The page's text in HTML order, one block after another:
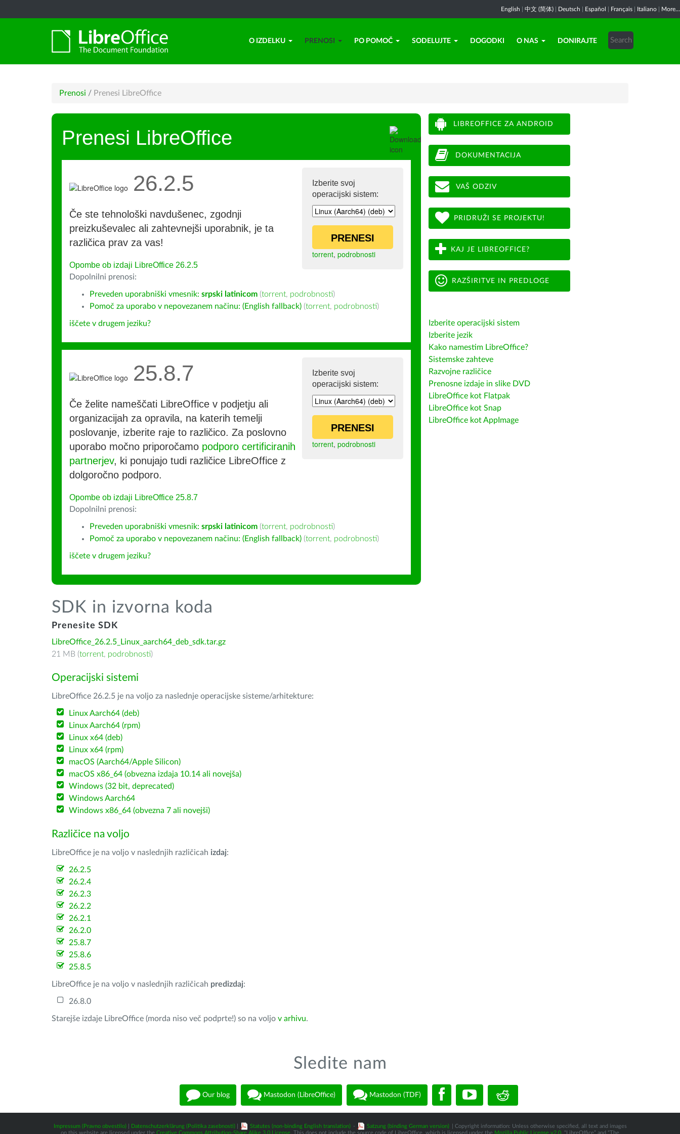
English 中文 (简体) Deutsch Español Français Italiano More...
O IZDELKU PRENOSI PO POMOČ SODELUJTE DOGODKI O NAS DONIRAJTE
Prenosi / Prenesi LibreOffice
Prenesi LibreOffice
Izberite svoj
operacijski sistem:
PRENESI
torrent, podrobnosti
26.2.5
Če ste tehnološki navdušenec, zgodnji
preizkuševalec ali zahtevnejši uporabnik, je ta
različica prav za vas!
Opombe ob izdaji LibreOffice 26.2.5
Dopolnilni prenosi:
Preveden uporabniški vmesnik: srpski latinicom (torrent, podrobnosti)
Pomoč za uporabo v nepovezanem načinu: (English fallback) (torrent, podrobnosti)
iščete v drugem jeziku?
Izberite svoj
operacijski sistem:
PRENESI
torrent, podrobnosti
25.8.7
Če želite nameščati LibreOffice v podjetju ali
organizacijah za opravila, na katerih temelji
poslovanje, izberite raje to različico. Za poslovno
uporabo močno priporočamo podporo certificiranih
partnerjev, ki ponujajo tudi različice LibreOffice z
dolgoročno podporo.
Opombe ob izdaji LibreOffice 25.8.7
Dopolnilni prenosi:
Preveden uporabniški vmesnik: srpski latinicom (torrent, podrobnosti)
Pomoč za uporabo v nepovezanem načinu: (English fallback) (torrent, podrobnosti)
iščete v drugem jeziku?
SDK in izvorna koda
Prenesite SDK
LibreOffice_26.2.5_Linux_aarch64_deb_sdk.tar.gz
21 MB (torrent, podrobnosti)
Operacijski sistemi
LibreOffice 26.2.5 je na voljo za naslednje operacijske sisteme/arhitekture:
Linux Aarch64 (deb)
Linux Aarch64 (rpm)
Linux x64 (deb)
Linux x64 (rpm)
macOS (Aarch64/Apple Silicon)
macOS x86_64 (obvezna izdaja 10.14 ali novejša)
Windows (32 bit, deprecated)
Windows Aarch64
Windows x86_64 (obvezna 7 ali novejši)
Različice na voljo
LibreOffice je na voljo v naslednjih različicah izdaj:
26.2.5
26.2.4
26.2.3
26.2.2
26.2.1
26.2.0
25.8.7
25.8.6
25.8.5
LibreOffice je na voljo v naslednjih različicah predizdaj:
26.8.0
Starejše izdaje LibreOffice (morda niso več podprte!) so na voljo v arhivu.
LIBREOFFICE ZA ANDROID
DOKUMENTACIJA
VAŠ ODZIV
PRIDRUŽI SE PROJEKTU!
KAJ JE LIBREOFFICE?
RAZŠIRITVE IN PREDLOGE
Izberite operacijski sistem
Izberite jezik
Kako namestim LibreOffice?
Sistemske zahteve
Razvojne različice
Prenosne izdaje in slike DVD
LibreOffice kot Flatpak
LibreOffice kot Snap
LibreOffice kot AppImage
Sledite nam
Our blog Mastodon (LibreOffice) Mastodon (TDF)
Impressum (Pravno obvestilo)| Datenschutzerklärung (Politika zasebnosti)| Statutes (non-binding English translation) - Satzung (binding German version)
| Copyright information: Unless otherwise specified, all text and images
on this website are licensed under the Creative Commons Attribution-Share Alike 3.0 License . This does not include the source code of LibreOffice, which is licensed under the Mozilla Public License v2.0 . “LibreOffice” and “The